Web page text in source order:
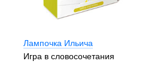
Лампочка Ильича
Игра в словосочетания